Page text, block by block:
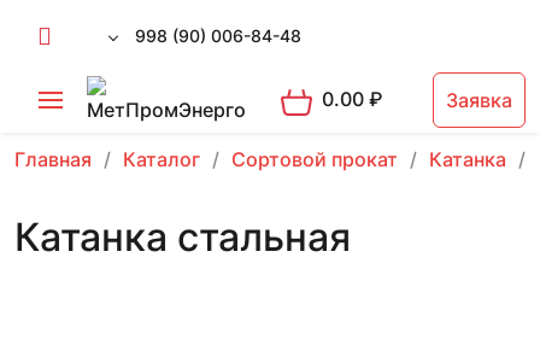
998 (90) 006-84-48
0.00₽ Заявка
Главная Каталог Сортовой прокат Катанка
Катанка стальная